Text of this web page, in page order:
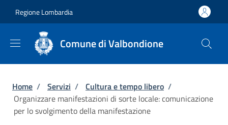
Regione Lombardia
Comune di Valbondione
Briciole di pane
Home / Servizi / Cultura e tempo libero /
Organizzare manifestazioni di sorte locale: comunicazione
per lo svolgimento della manifestazione